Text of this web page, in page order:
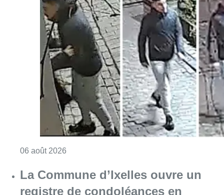
06 août 2026 Consulter l'article "La police lance un avis
La Commune d’Ixelles ouvre un
registre de condoléances en
mémoire de Jaswinder Singh,
commerçant tué lors d’un
braquage